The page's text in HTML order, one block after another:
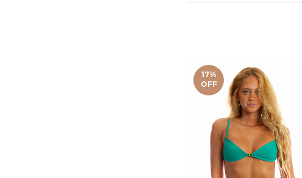
17%
OFF